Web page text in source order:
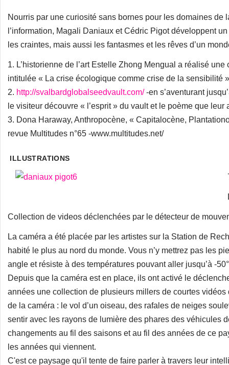
Nourris par une curiosité sans bornes pour les domaines
l’information, Magali Daniaux et Cédric Pigot développent
les craintes, mais aussi les fantasmes et les rêves d’un
1. L’historienne de l’art Estelle Zhong Mengual a réalisé
intitulée « La crise écologique comme crise de la sensibilité
2. http://svalbardglobalseedvault.com/-en s’aventurant
le visiteur découvre « l’esprit » du vault et le poème que leur
3. Dona Haraway, Anthropocène, « Capitalocène,
revue Multitudes n°65 -www.multitudes.net/
ILLUSTRATIONS
Collection de videos déclenchées par le détecteur de
La caméra a été placée par les artistes sur la Station de
habité le plus au nord du monde. Vous n’y mettrez pas les
angle et résiste à des températures pouvant aller jusqu’à -
Depuis que la caméra est en place, ils ont activé le
années une collection de plusieurs millers de courtes
de la caméra : le vol d’un oiseau, des rafales de neiges
sentir avec les rayons de lumière des phares des véhicules
changements au fil des saisons et au fil des années de ce
les années qui viennent.
C'est ce paysage qu'il tente de faire parler à travers leur